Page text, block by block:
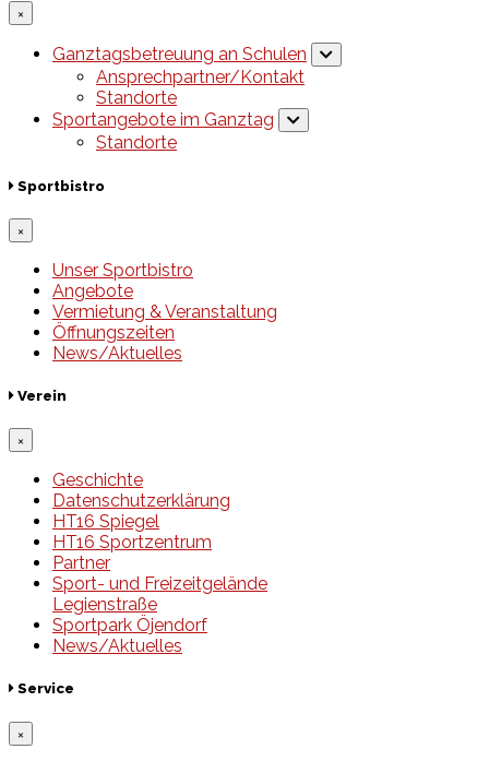
×
Ganztagsbetreuung an Schulen
Ansprechpartner/Kontakt
Standorte
Sportangebote im Ganztag
Standorte
Sportbistro
×
Unser Sportbistro
Angebote
Vermietung & Veranstaltung
Öffnungszeiten
News/Aktuelles
Verein
×
Geschichte
Datenschutzerklärung
HT16 Spiegel
HT16 Sportzentrum
Partner
Sport- und Freizeitgelände
Legienstraße
Sportpark Öjendorf
News/Aktuelles
Service
×